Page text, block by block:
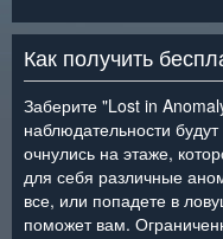
Как получить
Заберите "Lost in
наблюдательности
очнулись на этаже,
для себя различные
все, или попадете в
поможет вам.